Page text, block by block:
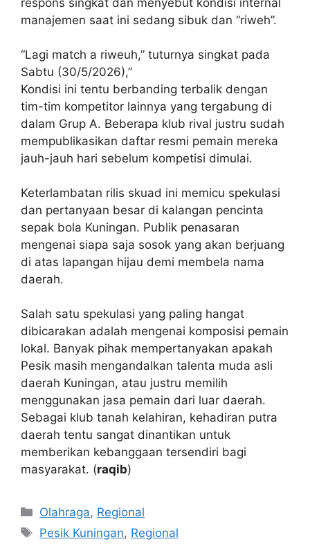
respons singkat dan menyebut kondisi internal
manajemen saat ini sedang sibuk dan “riweh”.
“Lagi match a riweuh,” tuturnya singkat pada
Sabtu (30/5/2026),”
Kondisi ini tentu berbanding terbalik dengan
tim-tim kompetitor lainnya yang tergabung di
dalam Grup A. Beberapa klub rival justru sudah
mempublikasikan daftar resmi pemain mereka
jauh-jauh hari sebelum kompetisi dimulai.
Keterlambatan rilis skuad ini memicu spekulasi
dan pertanyaan besar di kalangan pencinta
sepak bola Kuningan. Publik penasaran
mengenai siapa saja sosok yang akan berjuang
di atas lapangan hijau demi membela nama
daerah.
Salah satu spekulasi yang paling hangat
dibicarakan adalah mengenai komposisi pemain
lokal. Banyak pihak mempertanyakan apakah
Pesik masih mengandalkan talenta muda asli
daerah Kuningan, atau justru memilih
menggunakan jasa pemain dari luar daerah.
Sebagai klub tanah kelahiran, kehadiran putra
daerah tentu sangat dinantikan untuk
memberikan kebanggaan tersendiri bagi
masyarakat. (raqib)
Kategori
Olahraga, Regional
Tag
Pesik Kuningan, Regional